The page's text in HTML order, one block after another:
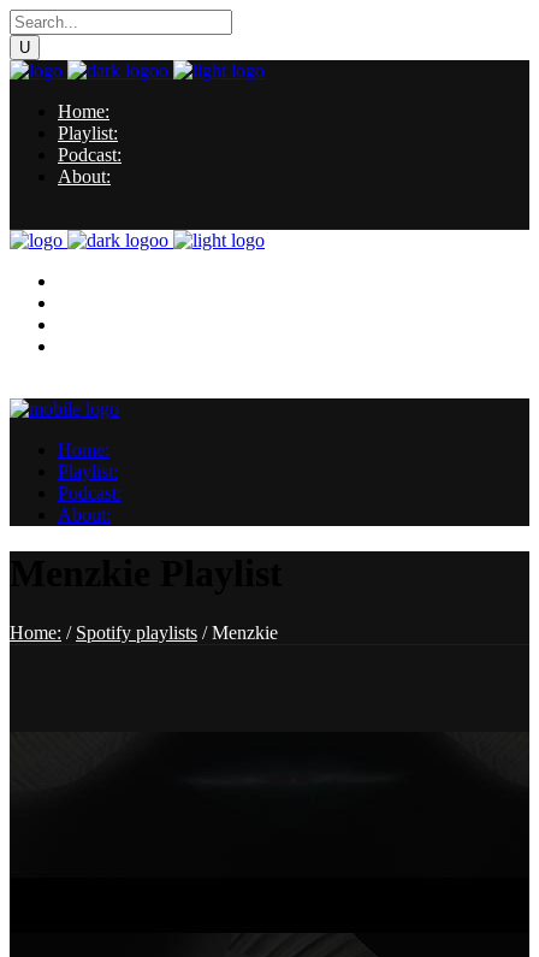
Home:
Playlist:
Podcast:
About:
Home:
Playlist:
Podcast:
About:
Home: / Spotify playlists /Menzkie